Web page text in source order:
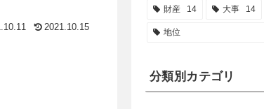
2021.10.15
財産 14 大事 14
地位
分類別カテゴリ